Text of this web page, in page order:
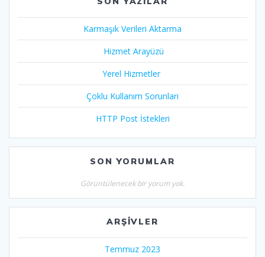
Karmaşık Verileri Aktarma
Hizmet Arayüzü
Yerel Hizmetler
Çoklu Kullanım Sorunları
HTTP Post İstekleri
SON YORUMLAR
Görüntülenecek bir yorum yok.
ARŞIVLER
Temmuz 2023